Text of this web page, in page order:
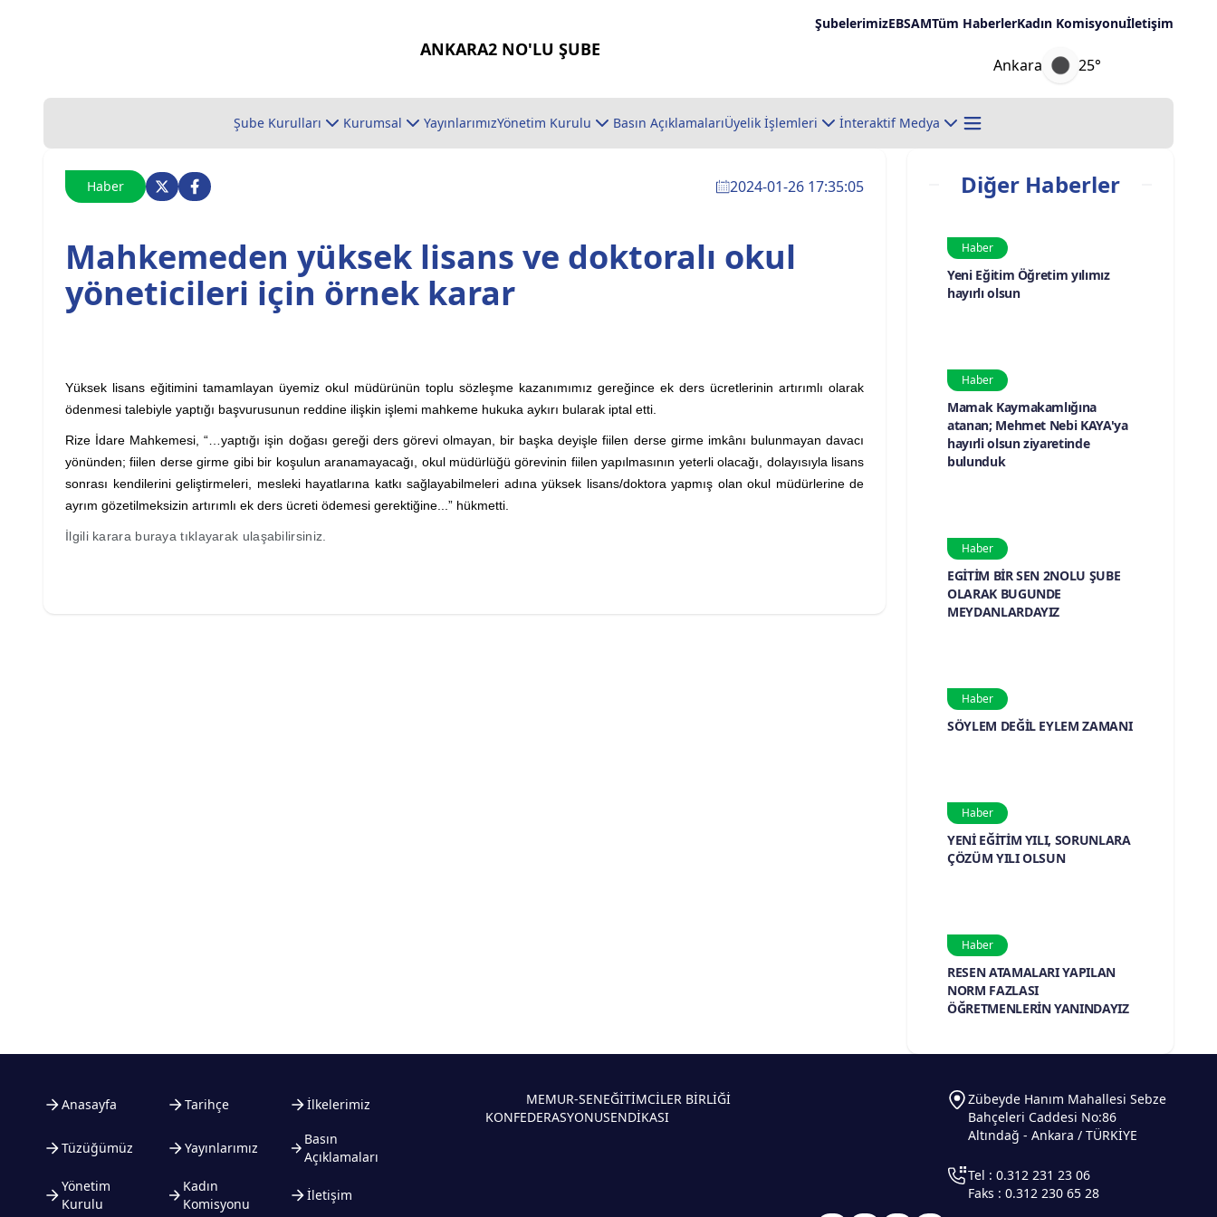
ANKARA2 NO'LU ŞUBE
ŞubelerimizEBSAMTüm HaberlerKadın Komisyonuİletişim
Ankara 25°
Şube Kurulları Kurumsal YayınlarımızYönetim Kurulu Basın AçıklamalarıÜyelik İşlemleri İnteraktif Medya
Haber 2024-01-26 17:35:05
Mahkemeden yüksek lisans ve doktoralı okul
yöneticileri için örnek karar
Yüksek lisans eğitimini tamamlayan üyemiz okul müdürünün toplu sözleşme kazanımımız gereğince ek ders ücretlerinin artırımlı olarak
ödenmesi talebiyle yaptığı başvurusunun reddine ilişkin işlemi mahkeme hukuka aykırı bularak iptal etti.
Rize İdare Mahkemesi, “…yaptığı işin doğası gereği ders görevi olmayan, bir başka deyişle fiilen derse girme imkânı bulunmayan davacı
yönünden; fiilen derse girme gibi bir koşulun aranamayacağı, okul müdürlüğü görevinin fiilen yapılmasının yeterli olacağı, dolayısıyla lisans
sonrası kendilerini geliştirmeleri, mesleki hayatlarına katkı sağlayabilmeleri adına yüksek lisans/doktora yapmış olan okul müdürlerine de
ayrım gözetilmeksizin artırımlı ek ders ücreti ödemesi gerektiğine...” hükmetti.
İlgili karara buraya tıklayarak ulaşabilirsiniz.
Diğer Haberler
Haber
Yeni Eğitim Öğretim yılımız
hayırlı olsun
Haber
Mamak Kaymakamlığına
atanan; Mehmet Nebi KAYA'ya
hayırli olsun ziyaretinde
bulunduk
Haber
EGİTİM BİR SEN 2NOLU ŞUBE
OLARAK BUGUNDE
MEYDANLARDAYIZ
Haber
SÖYLEM DEĞİL EYLEM ZAMANI
Haber
YENİ EĞİTİM YILI, SORUNLARA
ÇÖZÜM YILI OLSUN
Haber
RESEN ATAMALARI YAPILAN
NORM FAZLASI
ÖĞRETMENLERİN YANINDAYIZ
Anasayfa Tarihçe İlkelerimiz
Tüzüğümüz Yayınlarımız
Basın
Açıklamaları
Yönetim
Kurulu
Kadın
Komisyonu
İletişim
MEMUR-SEN
KONFEDERASYONU
EĞİTİMCİLER BİRLİĞİ
SENDİKASI
Zübeyde Hanım Mahallesi Sebze
Bahçeleri Caddesi No:86
Altındağ - Ankara / TÜRKİYE
Tel : 0.312 231 23 06
Faks : 0.312 230 65 28